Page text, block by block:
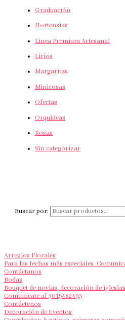
Graduación
Hortensias
Linea Premium Artesanal
Lirios
Margaritas
Minirosas
Ofertas
Orquídeas
Rosas
Sin categorizar
Buscar por:
Arreglos Florales
Para las fechas más especiales.
Contáctanos
Bodas
Bouquet de novias, decoración de
Comunícate al 3015482493
Contáctenos
Decoración de Eventos